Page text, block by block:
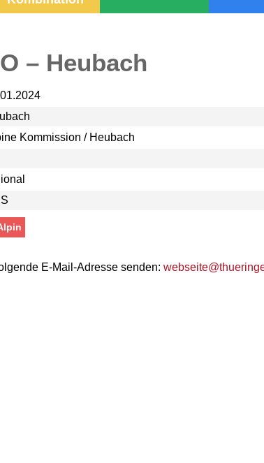
– Heubach
Kommission / Heubach
E-Mail-Adresse senden: